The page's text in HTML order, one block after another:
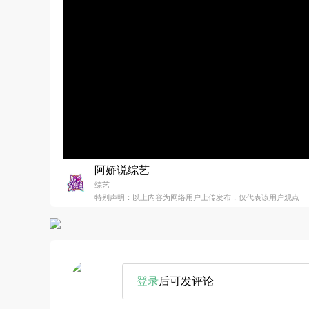
阿娇说综艺
综艺
特别声明：以上内容为网络用户上传发布，仅代表该用户观点
登录后可发评论